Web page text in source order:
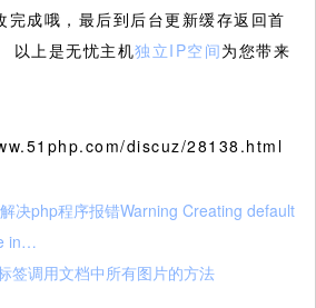
完成哦，最后到后台更新缓存返回首
以上是无忧主机独立IP空间为您带来
discuz/28138.html
决php程序报错Warning Creating default
in…
签调用文档中所有图片的方法